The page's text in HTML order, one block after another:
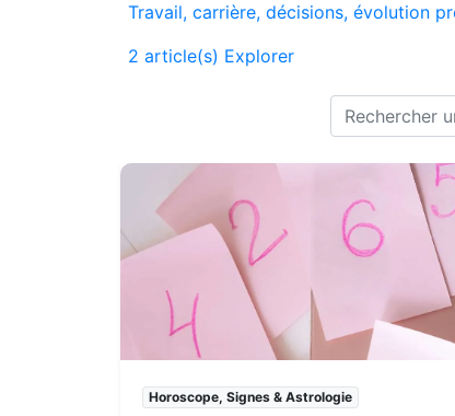
Travail, carrière, décisions, évolution
2 article(s) Explorer
Horoscope, Signes & Astrologie